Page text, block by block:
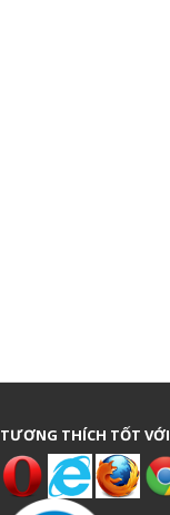
TƯƠNG THÍCH TỐT VỚI